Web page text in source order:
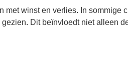
met winst en verlies. In sommige
Dit beïnvloedt niet alleen